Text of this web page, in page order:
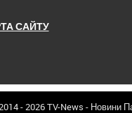
САЙТУ
- 2026 TV-News - Новини